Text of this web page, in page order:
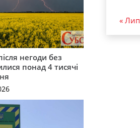
негоди без
понад 4 тисячі
« Лип